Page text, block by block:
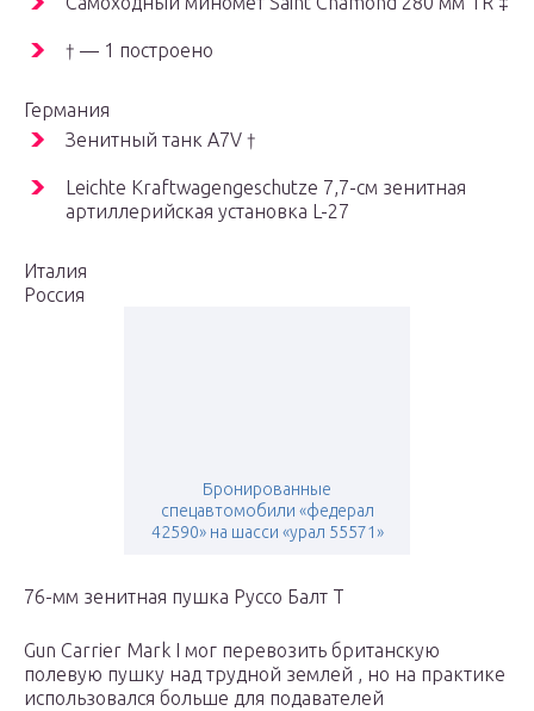
† — 1 построено
Германия
Зенитный танк A7V †
Leichte Kraftwagengeschutze 7,7-см зенитная
артиллерийская установка L-27
Италия
Россия
Бронированные
спецавтомобили «федерал
42590» на шасси «урал 55571»
76-мм зенитная пушка Руссо Балт Т
Gun Carrier Mark I мог перевозить британскую
полевую пушку над трудной землей , но на практике
использовался больше для подавателей